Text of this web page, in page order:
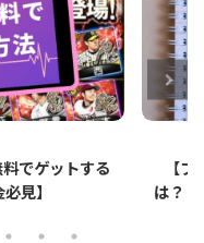
クフィルムと
メリットを解
【